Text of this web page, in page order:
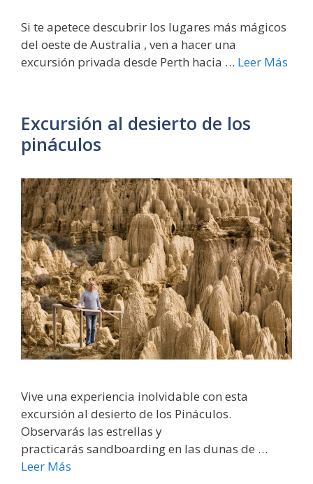
Si te apetece descubrir los lugares más mágicos
del oeste de Australia , ven a hacer una
excursión privada desde Perth hacia … Leer Más
Excursión al desierto de los
pináculos
Vive una experiencia inolvidable con esta
excursión al desierto de los Pináculos.
Observarás las estrellas y
practicarás sandboarding en las dunas de …
Leer Más